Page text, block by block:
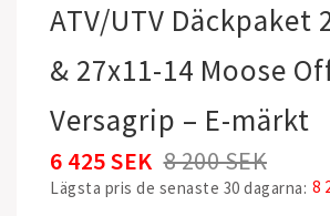
ATV/UTV Däckpaket
& 27x11-14 Moose
Versagrip – E-märkt
8 200 SEK
6 425 SEK
Lägsta pris de senaste 30 dagarna 8